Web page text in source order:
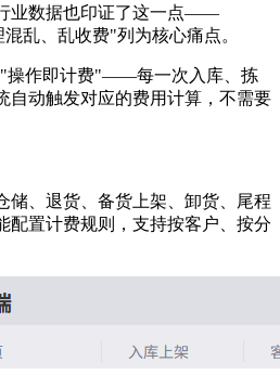
业数据也印证了这一点——
乱、乱收费"列为核心痛点。
"操作即计费"——每一次入库、拣
自动触发对应的费用计算，不需要
储、退货、备货上架、卸货、尾程
置计费规则，支持按客户、按分